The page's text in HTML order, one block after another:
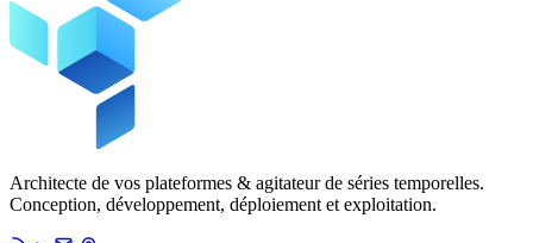
Architecte de vos plateformes & agitateur de séries temporelles.
Conception, développement, déploiement et exploitation.